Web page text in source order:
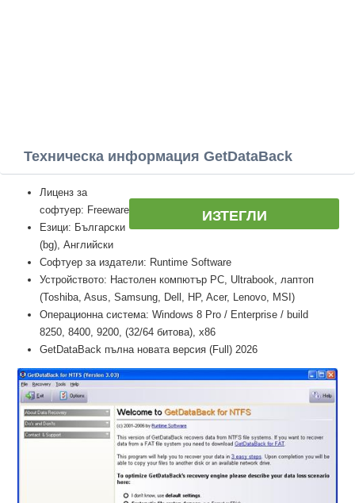
Техническа информация GetDataBack
ИЗТЕГЛИ
Лиценз за
софтуер: Freeware
Езици: Български
(bg), Английски
Софтуер за издатели: Runtime Software
Устройството: Настолен компютър PC, Ultrabook, лаптоп
(Toshiba, Asus, Samsung, Dell, HP, Acer, Lenovo, MSI)
Операционна система: Windows 8 Pro / Enterprise / build
8250, 8400, 9200, (32/64 битова), x86
GetDataBack пълна новата версия (Full) 2026